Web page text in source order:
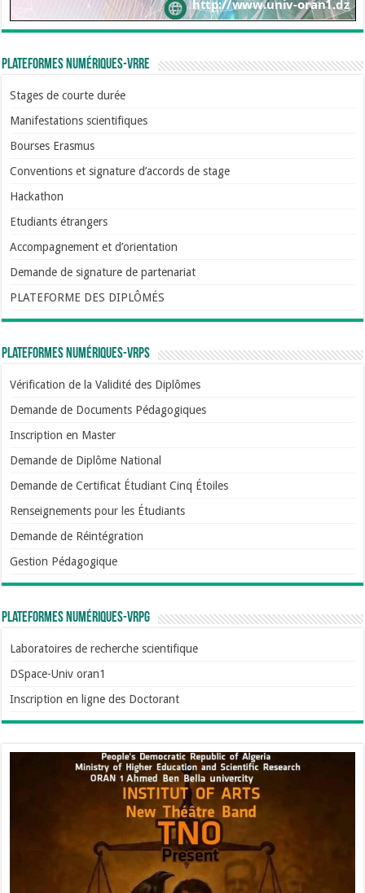
Plateformes numériques-VRRE
Stages de courte durée
Manifestations scientifiques
Bourses Erasmus
Conventions et signature d’accords de stage
Hackathon
Etudiants étrangers
Accompagnement et d’orientation
Demande de signature de partenariat
PLATEFORME DES DIPLÔMÉS
Plateformes numériques-VRPS
Vérification de la Validité des Diplômes
Demande de Documents Pédagogiques
Inscription en Master
Demande de Diplôme National
Demande de Certificat Étudiant Cinq Étoiles
Renseignements pour les Étudiants
Demande de Réintégration
Gestion Pédagogique
Plateformes numériques-VRPG
Laboratoires de recherche scientifique
DSpace-Univ oran1
Inscription en ligne des Doctorant